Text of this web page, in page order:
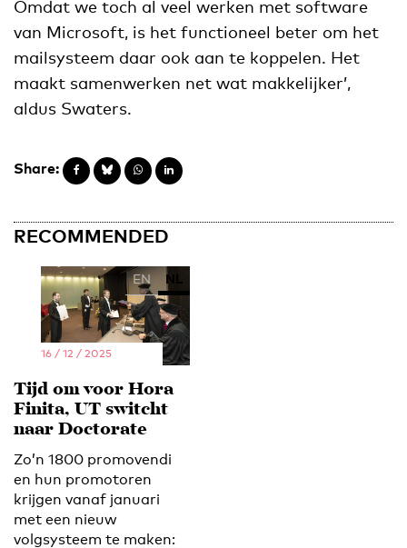
Omdat we toch al veel werken met software
van Microsoft, is het functioneel beter om het
mailsysteem daar ook aan te koppelen. Het
maakt samenwerken net wat makkelijker’,
aldus Swaters.
Share:
RECOMMENDED
EN NL
16 / 12 / 2025
Tijd om voor Hora
Finita, UT switcht
naar Doctorate
Zo’n 1800 promovendi
en hun promotoren
krijgen vanaf januari
met een nieuw
volgsysteem te maken: